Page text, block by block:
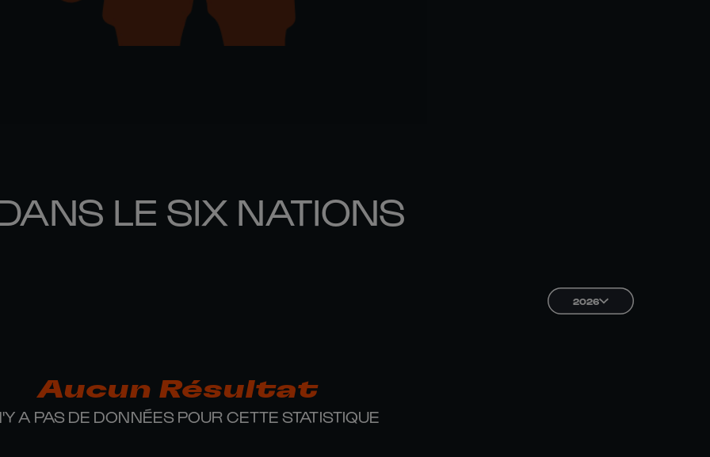
LE SIX NATIONS
2026
Aucun Résultat
A PAS DE DONNÉES POUR CETTE STATISTIQUE